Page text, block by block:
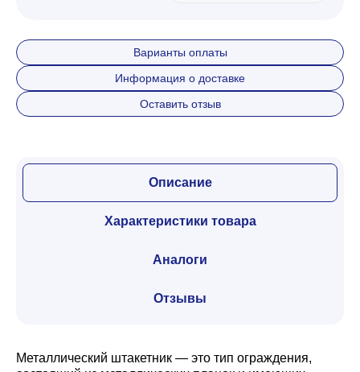
Варианты оплаты
Информация о доставке
Оставить отзыв
Описание
Характеристики товара
Аналоги
Отзывы
Металлический штакетник — это тип ограждения,